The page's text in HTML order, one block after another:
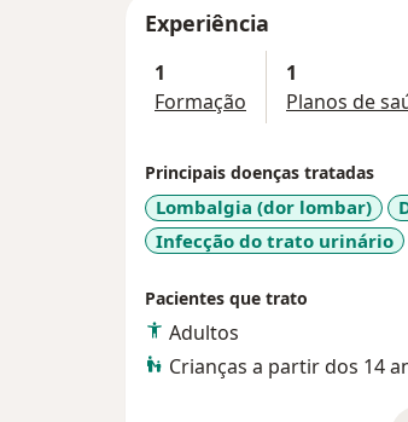
Experiência
1
Formação
1
Planos de
Principais doenças tratadas
Lombalgia (dor lombar)
Infecção do trato urinário
Pacientes que trato
Adultos
Crianças a partir dos 14